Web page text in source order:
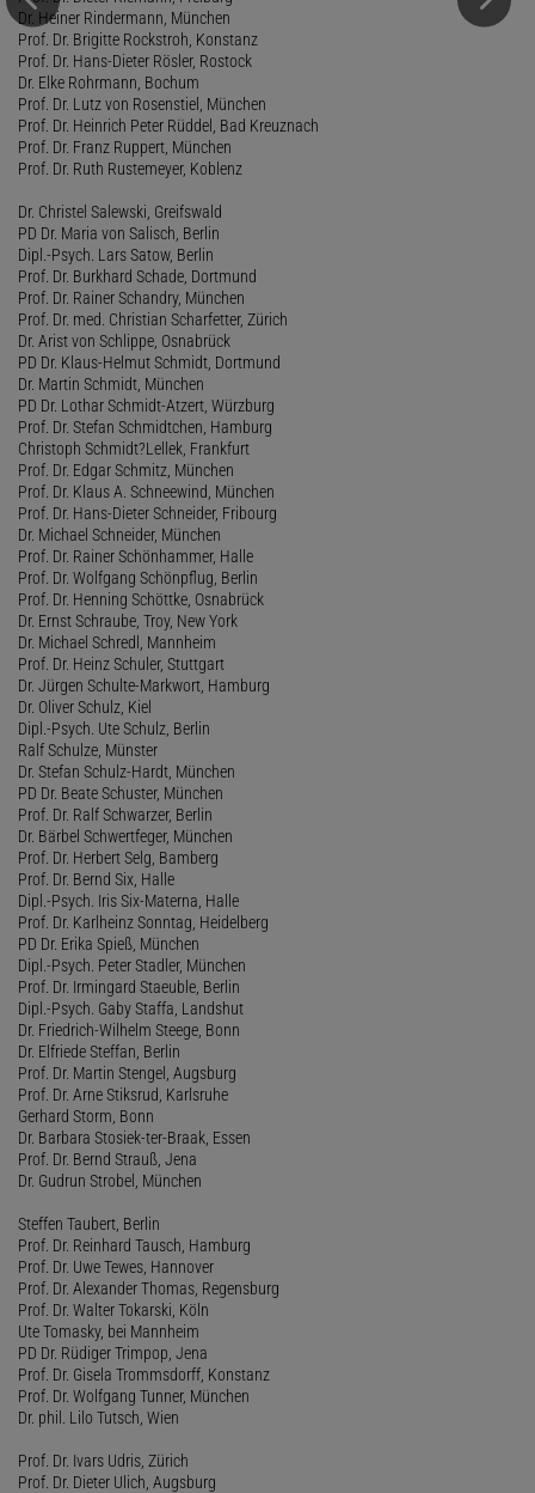
Dr. Heiner Rindermann, München
Prof. Dr. Brigitte Rockstroh, Konstanz
Prof. Dr. Hans-Dieter Rösler, Rostock
Dr. Elke Rohrmann, Bochum
Prof. Dr. Lutz von Rosenstiel, München
Prof. Dr. Heinrich Peter Rüddel, Bad Kreuznach
Prof. Dr. Franz Ruppert, München
Prof. Dr. Ruth Rustemeyer, Koblenz
Dr. Christel Salewski, Greifswald
PD Dr. Maria von Salisch, Berlin
Dipl.-Psych. Lars Satow, Berlin
Prof. Dr. Burkhard Schade, Dortmund
Prof. Dr. Rainer Schandry, München
Prof. Dr. med. Christian Scharfetter, Zürich
Dr. Arist von Schlippe, Osnabrück
PD Dr. Klaus-Helmut Schmidt, Dortmund
Dr. Martin Schmidt, München
PD Dr. Lothar Schmidt-Atzert, Würzburg
Prof. Dr. Stefan Schmidtchen, Hamburg
Christoph Schmidt?Lellek, Frankfurt
Prof. Dr. Edgar Schmitz, München
Prof. Dr. Klaus A. Schneewind, München
Prof. Dr. Hans-Dieter Schneider, Fribourg
Dr. Michael Schneider, München
Prof. Dr. Rainer Schönhammer, Halle
Prof. Dr. Wolfgang Schönpflug, Berlin
Prof. Dr. Henning Schöttke, Osnabrück
Dr. Ernst Schraube, Troy, New York
Dr. Michael Schredl, Mannheim
Prof. Dr. Heinz Schuler, Stuttgart
Dr. Jürgen Schulte-Markwort, Hamburg
Dr. Oliver Schulz, Kiel
Dipl.-Psych. Ute Schulz, Berlin
Ralf Schulze, Münster
Dr. Stefan Schulz-Hardt, München
PD Dr. Beate Schuster, München
Prof. Dr. Ralf Schwarzer, Berlin
Dr. Bärbel Schwertfeger, München
Prof. Dr. Herbert Selg, Bamberg
Prof. Dr. Bernd Six, Halle
Dipl.-Psych. Iris Six-Materna, Halle
Prof. Dr. Karlheinz Sonntag, Heidelberg
PD Dr. Erika Spieß, München
Dipl.-Psych. Peter Stadler, München
Prof. Dr. Irmingard Staeuble, Berlin
Dipl.-Psych. Gaby Staffa, Landshut
Dr. Friedrich-Wilhelm Steege, Bonn
Dr. Elfriede Steffan, Berlin
Prof. Dr. Martin Stengel, Augsburg
Prof. Dr. Arne Stiksrud, Karlsruhe
Gerhard Storm, Bonn
Dr. Barbara Stosiek-ter-Braak, Essen
Prof. Dr. Bernd Strauß, Jena
Dr. Gudrun Strobel, München
Steffen Taubert, Berlin
Prof. Dr. Reinhard Tausch, Hamburg
Prof. Dr. Uwe Tewes, Hannover
Prof. Dr. Alexander Thomas, Regensburg
Prof. Dr. Walter Tokarski, Köln
Ute Tomasky, bei Mannheim
PD Dr. Rüdiger Trimpop, Jena
Prof. Dr. Gisela Trommsdorff, Konstanz
Prof. Dr. Wolfgang Tunner, München
Dr. phil. Lilo Tutsch, Wien
Prof. Dr. Ivars Udris, Zürich
Prof. Dr. Dieter Ulich, Augsburg